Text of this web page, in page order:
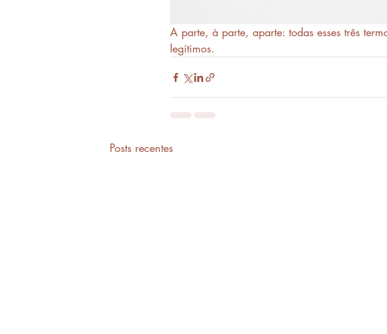
A parte, à parte, aparte: todas esses três
legítimos.
Posts recentes